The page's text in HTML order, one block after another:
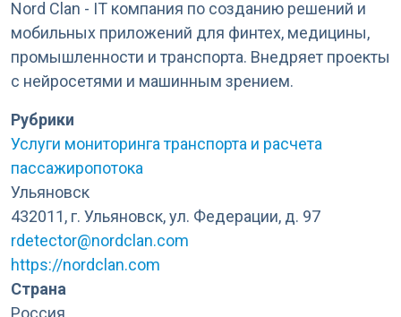
Nord Clan - IT компания по созданию решений и
мобильных приложений для финтех, медицины,
промышленности и транспорта. Внедряет проекты
с нейросетями и машинным зрением.
Рубрики
Услуги мониторинга транспорта и расчета
пассажиропотока
Ульяновск
432011, г. Ульяновск, ул. Федерации, д. 97
rdetector@nordclan.com
https://nordclan.com
Страна
Россия